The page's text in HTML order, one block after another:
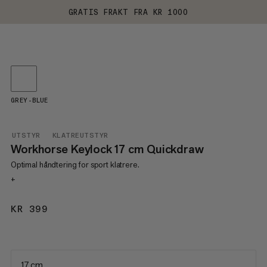
GRATIS FRAKT FRA KR 1000
UTSTYR KLATREUTSTYR
Workhorse Keylock 17 cm Quickdraw
Optimal håndtering for sport klatrere.
+
KR 399
GREY-BLUE